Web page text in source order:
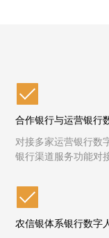
合作银行与运营银行
对接多家运营银行数
银行渠道服务功能对
农信银体系银行数字